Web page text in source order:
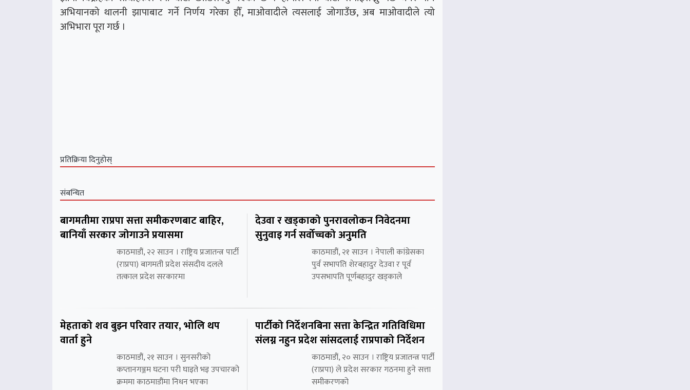
अभियानको थालनी झापाबाट गर्ने निर्णय गरेका हौँ, माओवादीले त्यसलाई जोगाउँछ, अब माओवादीले त्यो
अभिभारा पूरा गर्छ ।
प्रतिक्रिया दिनुहोस्
संबन्धित
बागमतीमा राप्रपा सत्ता समीकरणबाट बाहिर,
बानियाँ सरकार जोगाउने प्रयासमा
काठमाडौं, २२ साउन । राष्ट्रिय प्रजातन्त्र पार्टी
(राप्रपा) बागमती प्रदेश संसदीय दलले
तत्काल प्रदेश सरकारमा
देउवा र खड्काको पुनरावलोकन निवेदनमा
सुनुवाइ गर्न सर्वोच्चको अनुमति
काठमाडौं, २१ साउन । नेपाली कांग्रेसका
पुर्व सभापति शेरबहादुर देउवा र पूर्व
उपसभापति पूर्णबहादुर खड्काले
मेहताको शव बुझ्न परिवार तयार, भोलि थप
वार्ता हुने
काठमाडौं, २१ साउन । सुनसरीको
कप्तानगञ्जम घटना परी घाइते भइ उपचारको
क्रममा काठमाडौंमा निधन भएका
पार्टीको निर्देशनबिना सत्ता केन्द्रित गतिविधिमा
संलग्न नहुन प्रदेश सांसदलाई राप्रपाको निर्देशन
काठमाडौं, २० साउन । राष्ट्रिय प्रजातन्त्र पार्टी
(राप्रपा) ले प्रदेश सरकार गठनमा हुने सत्ता
समीकरणको